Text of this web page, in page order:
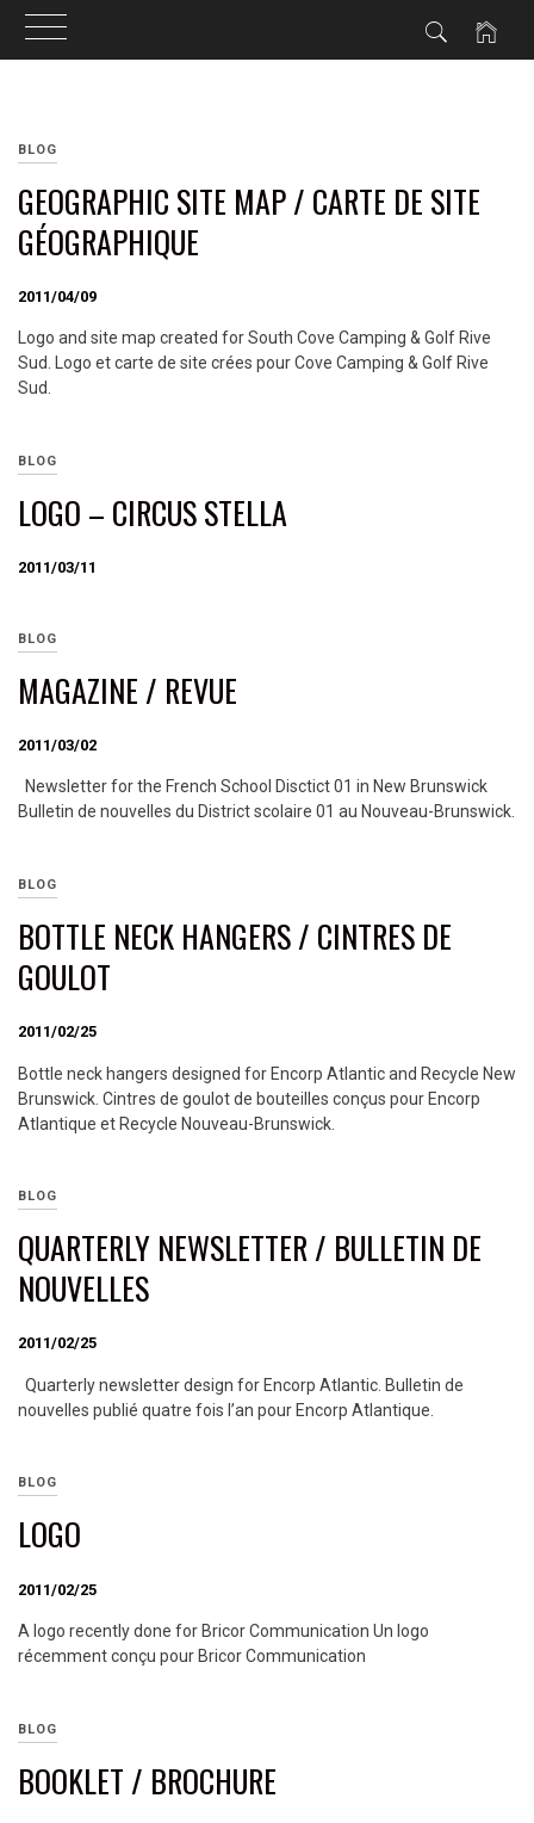
BLOG
GEOGRAPHIC SITE MAP / CARTE DE SITE
GÉOGRAPHIQUE
2011/04/09
Logo and site map created for South Cove Camping & Golf Rive
Sud. Logo et carte de site crées pour Cove Camping & Golf Rive
Sud.
BLOG
LOGO – CIRCUS STELLA
2011/03/11
BLOG
MAGAZINE / REVUE
2011/03/02
Newsletter for the French School Disctict 01 in New Brunswick
Bulletin de nouvelles du District scolaire 01 au Nouveau-Brunswick.
BLOG
BOTTLE NECK HANGERS / CINTRES DE
GOULOT
2011/02/25
Bottle neck hangers designed for Encorp Atlantic and Recycle New
Brunswick. Cintres de goulot de bouteilles conçus pour Encorp
Atlantique et Recycle Nouveau-Brunswick.
BLOG
QUARTERLY NEWSLETTER / BULLETIN DE
NOUVELLES
2011/02/25
Quarterly newsletter design for Encorp Atlantic. Bulletin de
nouvelles publié quatre fois l’an pour Encorp Atlantique.
BLOG
LOGO
2011/02/25
A logo recently done for Bricor Communication Un logo
récemment conçu pour Bricor Communication
BLOG
BOOKLET / BROCHURE